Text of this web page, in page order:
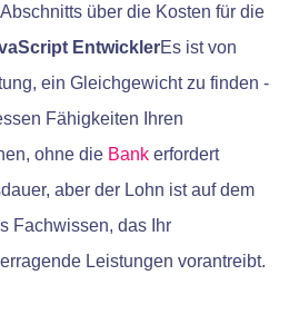
über die Kosten für die
EntwicklerEs ist von
ein Gleichgewicht zu finden -
Fähigkeiten Ihren
ohne die Bank erfordert
aber der Lohn ist auf dem
Fachwissen, das Ihr
Leistungen vorantreibt.